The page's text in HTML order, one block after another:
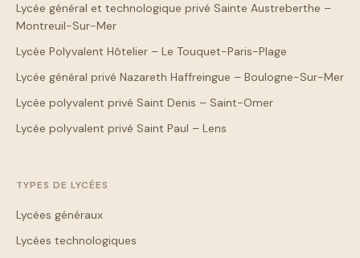
Lycée général et technologique privé Sainte Austreberthe –
Montreuil-Sur-Mer
Lycée Polyvalent Hôtelier – Le Touquet-Paris-Plage
Lycée général privé Nazareth Haffreingue – Boulogne-Sur-Mer
Lycée polyvalent privé Saint Denis – Saint-Omer
Lycée polyvalent privé Saint Paul – Lens
TYPES DE LYCÉES
Lycées généraux
Lycées technologiques